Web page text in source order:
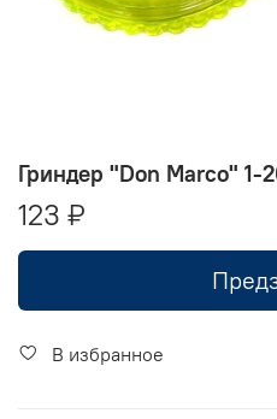
Гриндер "Don Marco"
123 ₽
В избранное